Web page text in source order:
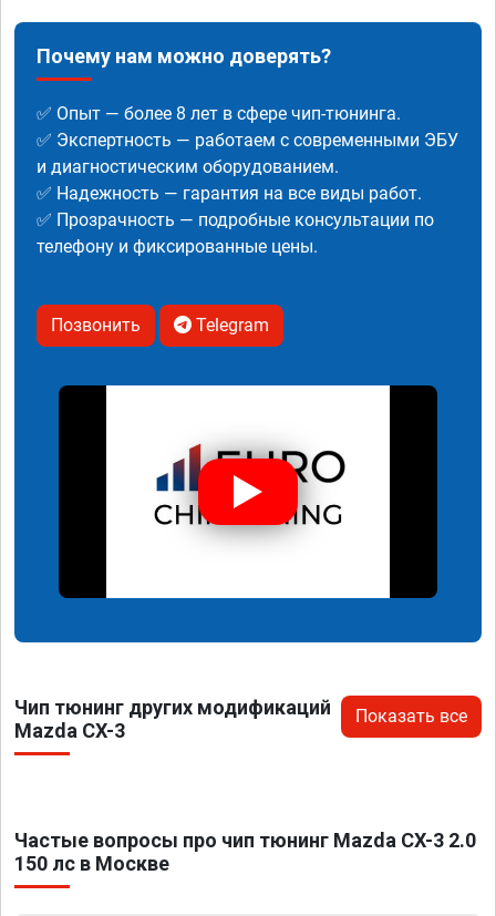
Почему нам можно доверять?
✅ Опыт — более 8 лет в сфере чип-тюнинга.
✅ Экспертность — работаем с современными ЭБУ
и диагностическим оборудованием.
✅ Надежность — гарантия на все виды работ.
✅ Прозрачность — подробные консультации по
телефону и фиксированные цены.
Позвонить Telegram
Чип тюнинг других модификаций
Mazda CX-3
Показать все
Частые вопросы про чип тюнинг Mazda CX-3 2.0
150 лс в Москве